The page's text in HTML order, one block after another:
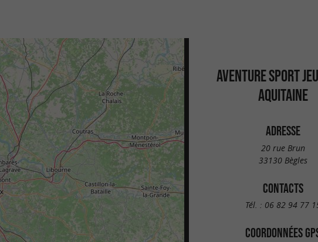
AVENTURE SPORT
AQUITAINE
ADRESSE
20 rue Brun
33130 Bègles
CONTACTS
Tél. : 06 82 94 77
COORDONNÉES